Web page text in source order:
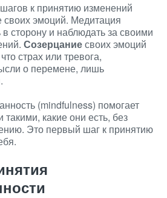
к принятию изменений
своих эмоций. Медитация
в сторону и наблюдать за своими
Созерцаниесвоих эмоций
страх или тревога,
о перемене, лишь
(mindfulness) помогает
какие они есть, без
Это первый шаг к принятию